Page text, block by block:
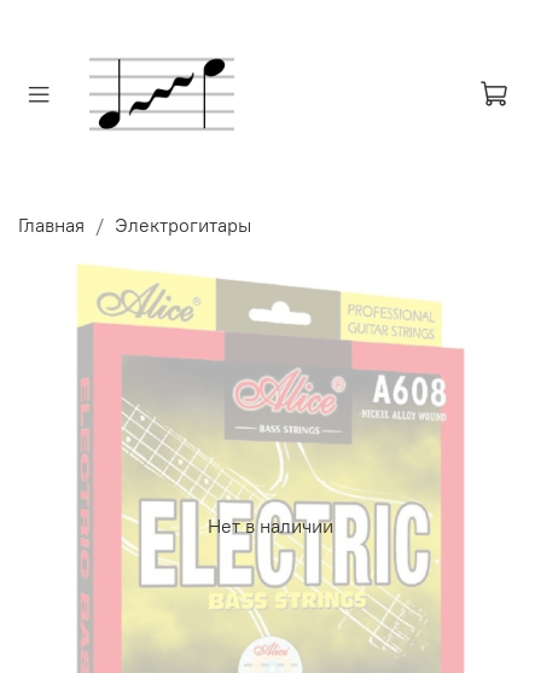
Главная Электрогитары
Нет в наличии